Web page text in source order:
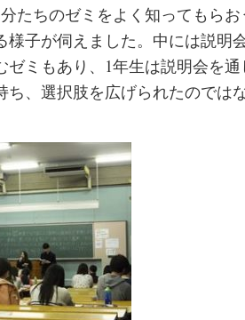
たちのゼミをよく知ってもら
様子が伺えました。中には説明
ゼミもあり、1年生は説明会を
ち、選択肢を広げられたのでは